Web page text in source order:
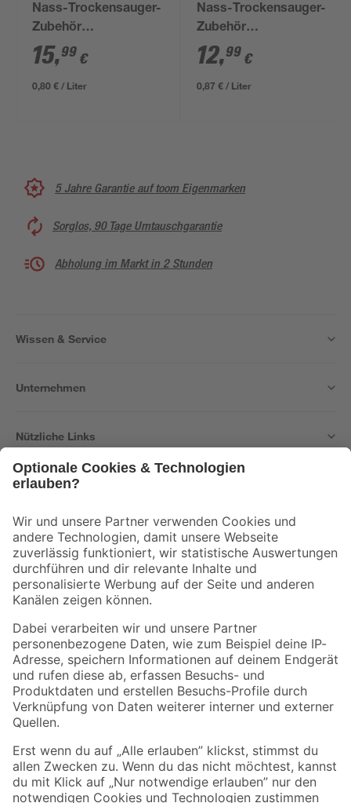
Nass-Trockensauger-
Zubehör
Schmutzfangsack-Set
20 l 5-teilig
15,99 €
0,80 € / Liter
Nass-Trockensauger-
Zubehör
Schmutzfangsack-Set
15 l 5-teilig
12,99 €
0,87 € / Liter
5 Jahre Garantie auf toom Eigenmarken
Sorglos, 90 Tage Umtauschgarantie
Abholung im Markt in 2 Stunden
Wissen & Service
Unternehmen
Nützliche Links
Der toom Newsletter: Keine Angebote und Aktionen mehr verpassen!
Zur Newsletter Anmeldung
Folge uns
Zahlungsarten Versandarten
Sicher einkaufen
Jetzt die toom-App herunterladen